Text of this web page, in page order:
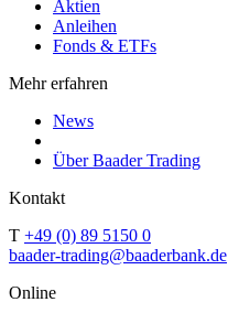
Aktien
Anleihen
Fonds & ETFs
Mehr erfahren
News
Über Baader Trading
Kontakt
T +49 (0) 89 5150 0
baader-trading@baaderbank.de
Online